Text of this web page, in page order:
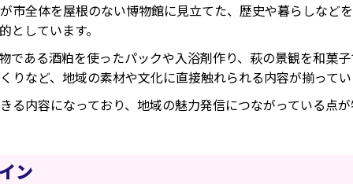
市全体を屋根のない博物館に見立てた、歴史や暮らしなど
しています。
である酒粕を使ったパックや入浴剤作り、萩の景観を和菓
りなど、地域の素材や文化に直接触れられる内容が揃って
る内容になっており、地域の魅力発信につながっている点
ン